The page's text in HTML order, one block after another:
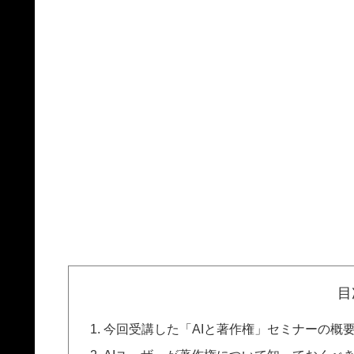
今回受講した「AIと著作権」セミナーの概